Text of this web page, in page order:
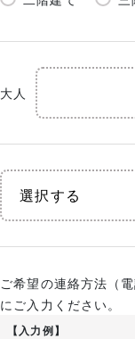
大人
ご希望の連絡方法（
にご入力ください。
【入力例】